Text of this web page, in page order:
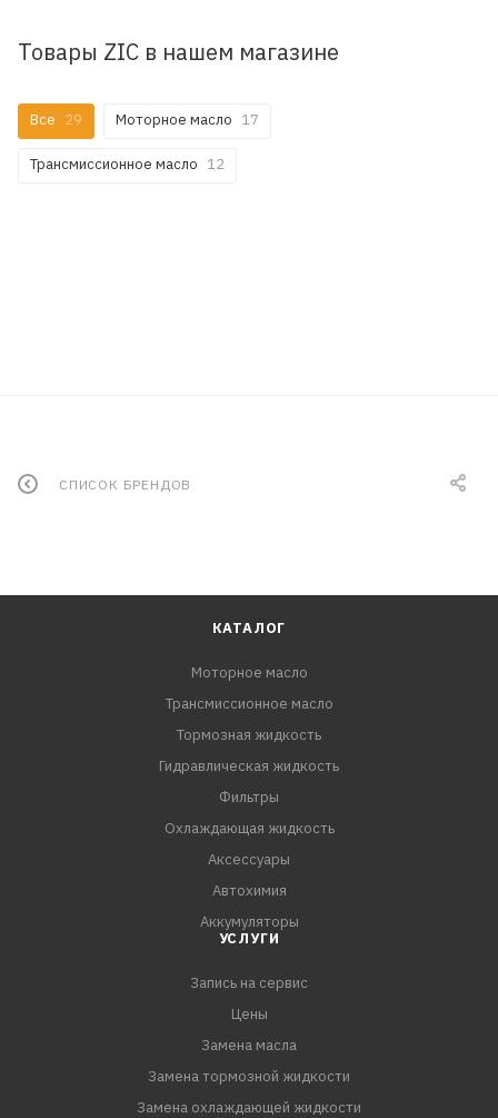
Товары ZIC в нашем магазине
Все 29 Моторное масло 17
Трансмиссионное масло 12
СПИСОК БРЕНДОВ
КАТАЛОГ
Моторное масло
Трансмиссионное масло
Тормозная жидкость
Гидравлическая жидкость
Фильтры
Охлаждающая жидкость
Аксессуары
Автохимия
Аккумуляторы
УСЛУГИ
Запись на сервис
Цены
Замена масла
Замена тормозной жидкости
Замена охлаждающей жидкости